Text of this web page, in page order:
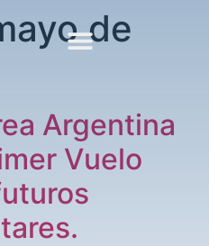
de
Argentina
Vuelo